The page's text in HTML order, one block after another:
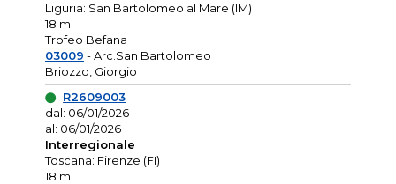
Liguria: San Bartolomeo al Mare (IM)
18 m
Trofeo Befana
03009 - Arc.San Bartolomeo
Briozzo, Giorgio
R2609003
dal: 06/01/2026
al: 06/01/2026
Interregionale
Toscana: Firenze (FI)
18 m